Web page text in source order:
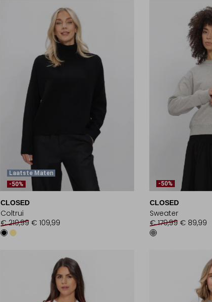
Laatste Maten
-50%
CLOSED
Coltrui
€ 219,99 € 109,99
-50%
CLOSED
Sweater
€ 179,99 € 89,99